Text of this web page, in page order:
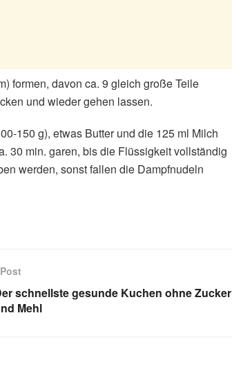
formen, davon ca. 9 gleich große Teile
und wieder gehen lassen.
150 g), etwas Butter und die 125 ml Milch
30 min. garen, bis die Flüssigkeit vollständig
werden, sonst fallen die Dampfnudeln
schnellste gesunde Kuchen ohne Zucker
Mehl